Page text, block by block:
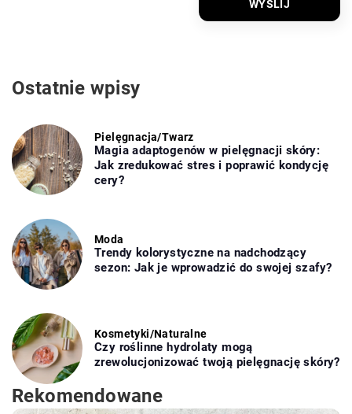
Ostatnie wpisy
Pielęgnacja/Twarz
Magia adaptogenów w pielęgnacji skóry:
Jak zredukować stres i poprawić kondycję
cery?
Moda
Trendy kolorystyczne na nadchodzący
sezon: Jak je wprowadzić do swojej szafy?
Kosmetyki/Naturalne
Czy roślinne hydrolaty mogą
zrewolucjonizować twoją pielęgnację skóry?
Rekomendowane